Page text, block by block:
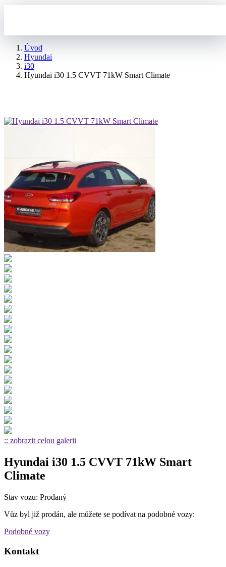
Úvod
Hyundai
i30
Hyundai i30 1.5 CVVT 71kW Smart Climate
:: zobrazit celou galerii
Hyundai i30 1.5 CVVT 71kW Smart
Climate
Stav vozu: Prodaný
Vůz byl již prodán, ale můžete se podívat na podobné vozy:
Podobné vozy
Kontakt